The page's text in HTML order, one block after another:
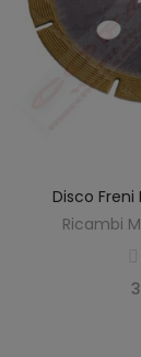
Disco Freni
Ricambi